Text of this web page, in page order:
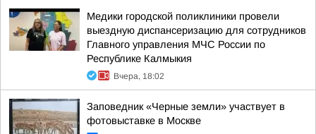
Медики городской поликлиники провели
выездную диспансеризацию для сотрудников
Главного управления МЧС России по
Республике Калмыкия
Вчера, 18:02
Заповедник «Черные земли» участвует в
фотовыставке в Москве